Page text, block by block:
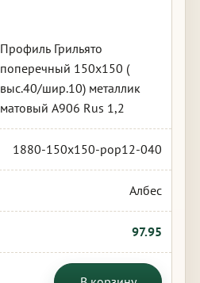
Профиль Грильято
поперечный 150х150 (
выс.40/шир.10) металлик
матовый А906 Rus 1,2
1880-150x150-pop12-040
Албес
97.95